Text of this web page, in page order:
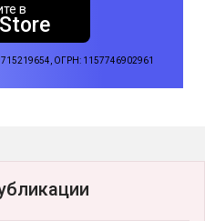
в
ОГРН: 1157746902961